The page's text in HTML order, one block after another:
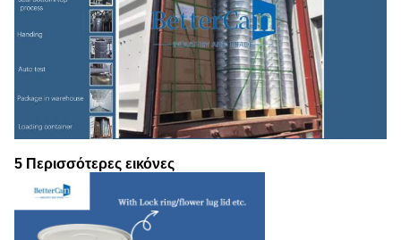
5 Περισσότερες εικόνες